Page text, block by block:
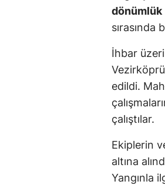
dönümlük
sırasında
İhbar
edildi.
çalıştılar.
Ekiplerin
altına
Yangınla